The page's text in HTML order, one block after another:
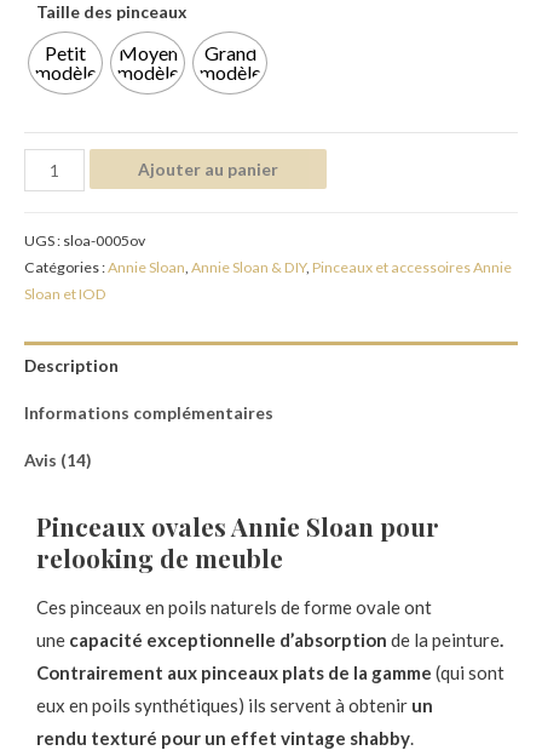
Taille des pinceaux
Petit
modèle
Moyen
modèle
Grand
modèle
Ajouter au panier
UGS : sloa-0005ov
Catégories :Annie Sloan, Annie Sloan & DIY, Pinceaux et accessoires Annie
Sloan et IOD
Description
Informations complémentaires
Avis (14)
Pinceaux ovales Annie Sloan pour
relooking de meuble
Ces pinceaux en poils naturels de forme ovale ont
une capacité exceptionnelle d’absorption de la peinture.
Contrairement aux pinceaux plats de la gamme (qui sont
eux en poils synthétiques) ils servent à obtenir un
rendu texturé pour un effet vintage shabby.